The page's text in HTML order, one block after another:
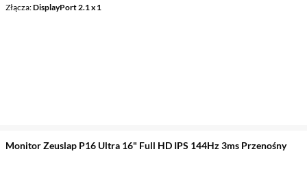
Złącza DisplayPort 2.1 x 1
Monitor Zeuslap P16 Ultra 16" Full HD IPS 144Hz 3ms Przenośny